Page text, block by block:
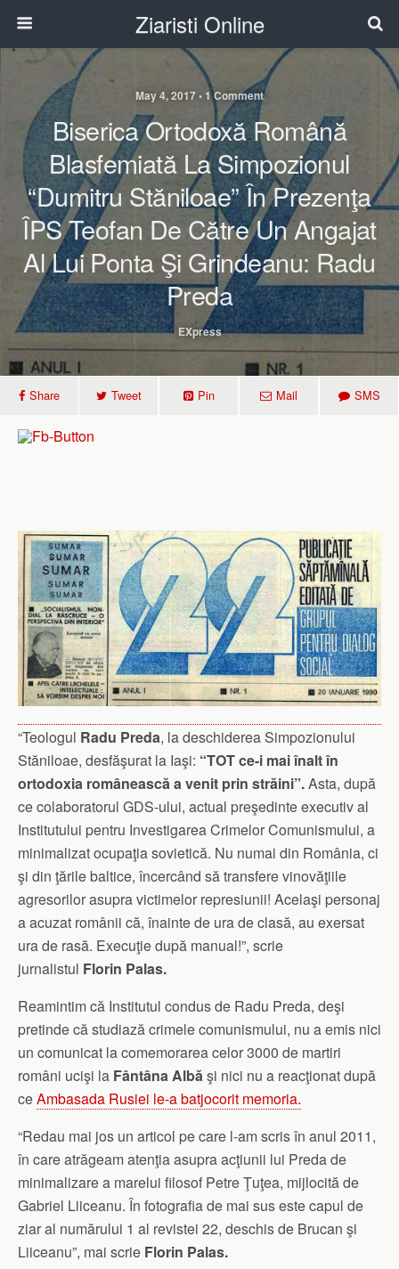
Ziaristi Online
May 4, 2017 • 1 Comment
Biserica Ortodoxă Română
Blasfemiată La Simpozionul
“Dumitru Stăniloae” În Prezenţa
ÎPS Teofan De Către Un Angajat
Al Lui Ponta Şi Grindeanu: Radu
Preda
EXpress
Share Tweet Pin Mail SMS
“Teologul Radu Preda, la deschiderea Simpozionului
Stăniloae, desfăşurat la Iaşi: “TOT ce-i mai înalt în
ortodoxia românească a venit prin străini”.Asta, după
ce colaboratorul GDS-ului, actual preşedinte executiv al
Institutului pentru Investigarea Crimelor Comunismului, a
minimalizat ocupaţia sovietică. Nu numai din România, ci
şi din ţările baltice, încercând să transfere vinovăţiile
agresorilor asupra victimelor represiunii! Acelaşi personaj
a acuzat românii că, înainte de ura de clasă, au exersat
ura de rasă. Execuţie după manual!”, scrie
jurnalistul Florin Palas.
Reamintim că Institutul condus de Radu Preda, deşi
pretinde că studiază crimele comunismului, nu a emis nici
un comunicat la comemorarea celor 3000 de martiri
români ucişi la Fântâna Albăşi nici nu a reacţionat după
ceAmbasada Rusiei le-a batjocorit memoria.
“Redau mai jos un articol pe care l-am scris în anul 2011,
în care atrăgeam atenţia asupra acţiunii lui Preda de
minimalizare a marelui filosof Petre Ţuţea, mijlocită de
Gabriel Liiceanu. În fotografia de mai sus este capul de
ziar al numărului 1 al revistei 22, deschis de Brucan şi
Liiceanu”, mai scrie Florin Palas.